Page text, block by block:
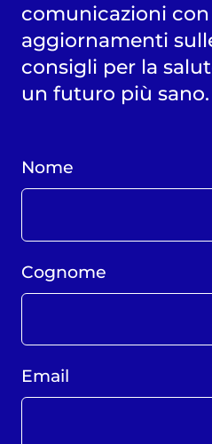
comunicazioni
aggiornamenti
consigli per la
un futuro più sano.
Nome
Cognome
Email